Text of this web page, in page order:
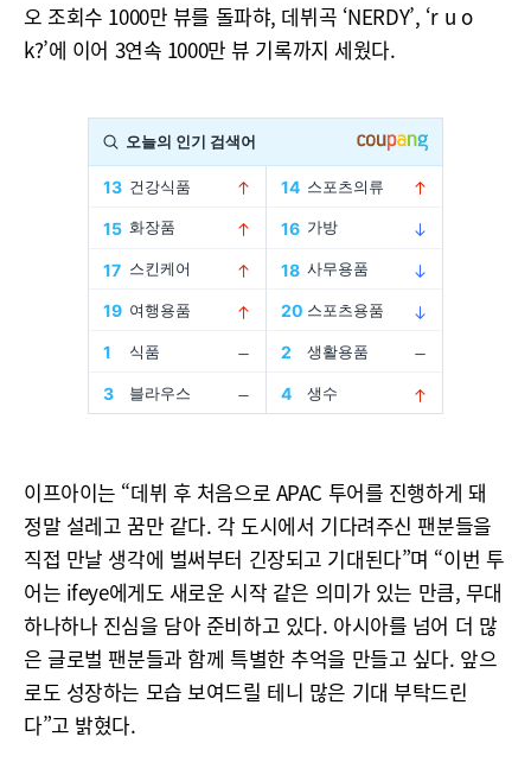
오 조회수 1000만 뷰를 돌파햐, 데뷔곡 ‘NERDY’, ‘r u o
k?’에 이어 3연속 1000만 뷰 기록까지 세웠다.
이프아이는 “데뷔 후 처음으로 APAC 투어를 진행하게 돼
정말 설레고 꿈만 같다. 각 도시에서 기다려주신 팬분들을
직접 만날 생각에 벌써부터 긴장되고 기대된다”며 “이번 투
어는 ifeye에게도 새로운 시작 같은 의미가 있는 만큼, 무대
하나하나 진심을 담아 준비하고 있다. 아시아를 넘어 더 많
은 글로벌 팬분들과 함께 특별한 추억을 만들고 싶다. 앞으
로도 성장하는 모습 보여드릴 테니 많은 기대 부탁드린
다”고 밝혔다.